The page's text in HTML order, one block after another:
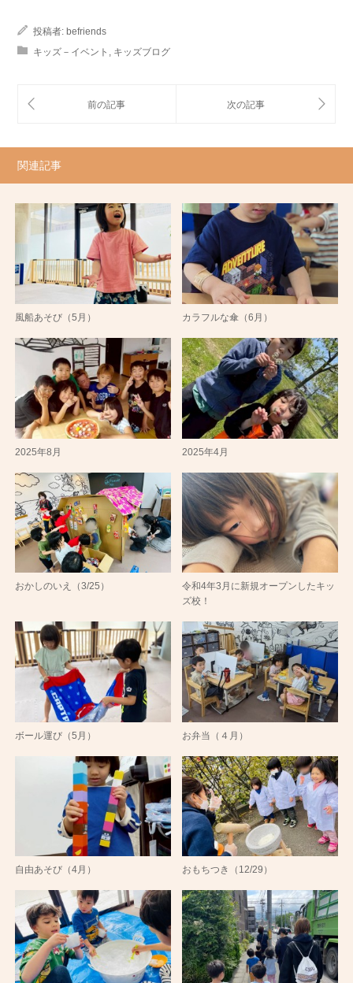
投稿者: befriends
キッズ－イベント , キッズブログ
関連記事
風船あそび（5月） カラフルな傘（6月）
2025年8月 2025年4月
おかしのいえ（3/25）
令和4年3月に新規オープンしたキッ
ズ校！
ボール運び（5月） お弁当（４月）
自由あそび（4月） おもちつき（12/29）